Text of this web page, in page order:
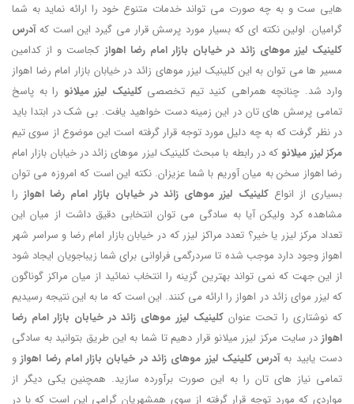
هایی ست و به چه صورت می تواند خدمات متنوع خود را ارائه نماید به شما
گرامیان. اولین نکته ای که بسیار مورد پرسش قرار می گیرد این است کهآدرس
کلینیک لیزر موهای زائد در خیابان بازار امام رضا اهوازکجاست و از کدامین
مسیر ها می توان به این کلینیک لیزر موهای زائد در خیابان بازار امام رضا اهواز
وارد شد. چنانچه همراهی کنید تیم تخصصیکلینیک لیزر میلانو را به پاسخ
تمامی پرسش های تان در این زمینه دست خواهید یافت. بی شک در ابتدا باید
در نظر گرفت که به چه دلیل مورد توجه قرار گرفته است این موضوع از سوی تیم
مرکز لیزر میلانوکه در رابطه با مبحث کلینیک لیزر موهای زائد در خیابان بازار امام
رضا اهواز سخن به میان آوریم با شما عزیزان. نکته این است که امروزه می توان
بسیاری از انواعکلینیک لیزر موهای زائد در خیابان بازار امام رضا اهوازرا
مشاهده کرد ولیکن آیا به سادگی می توان انتخابی دقیق داشت از میان این
تعداد مرکز لیزر یا خیر؟ تعدد مراکز لیزر که در خیابان بازار امام رضا و سراسر شهر
اهواز وجود دارد موجب شده تا سردرگمی فراوانی برای شما زیباجویان ایجاد شود
از این جهت که نمی تواند بهترین گزینه را انتخاب نمائید از میان مراکز گوناگون
که لیزر موای زائد در اهواز را ارائه می کنند. این است که ما به این نتیجه رسیدیم
که نوشتاری را تحت عنوانکلینیک لیزر موهای زائد در خیابان بازار امام رضا
اهوازدر سایت مرکز لیزر میلانو قرار دهیم تا شما به این طریق بتوانید به سادگی
دست یابید بهآدرس کلینیک لیزر موهای زائد در خیابان بازار امام رضا اهوازو
تمامی نیاز های تان را به این صورت برآورده سازید. همچنین یکی دیگر از
مواردی که مورد توجه قرار گرفته از سوی همشهریان گرامی این است که با در